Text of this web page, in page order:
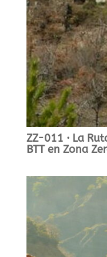
ZZ-011 · La
BTT en Zona